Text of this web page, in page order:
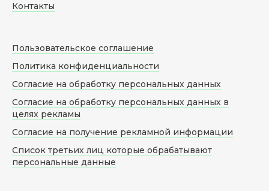
Контакты
Пользовательское соглашение
Политика конфиденциальности
Согласие на обработку персональных данных
Согласие на обработку персональных данных в
целях рекламы
Согласие на получение рекламной информации
Список третьих лиц которые обрабатывают
персональные данные